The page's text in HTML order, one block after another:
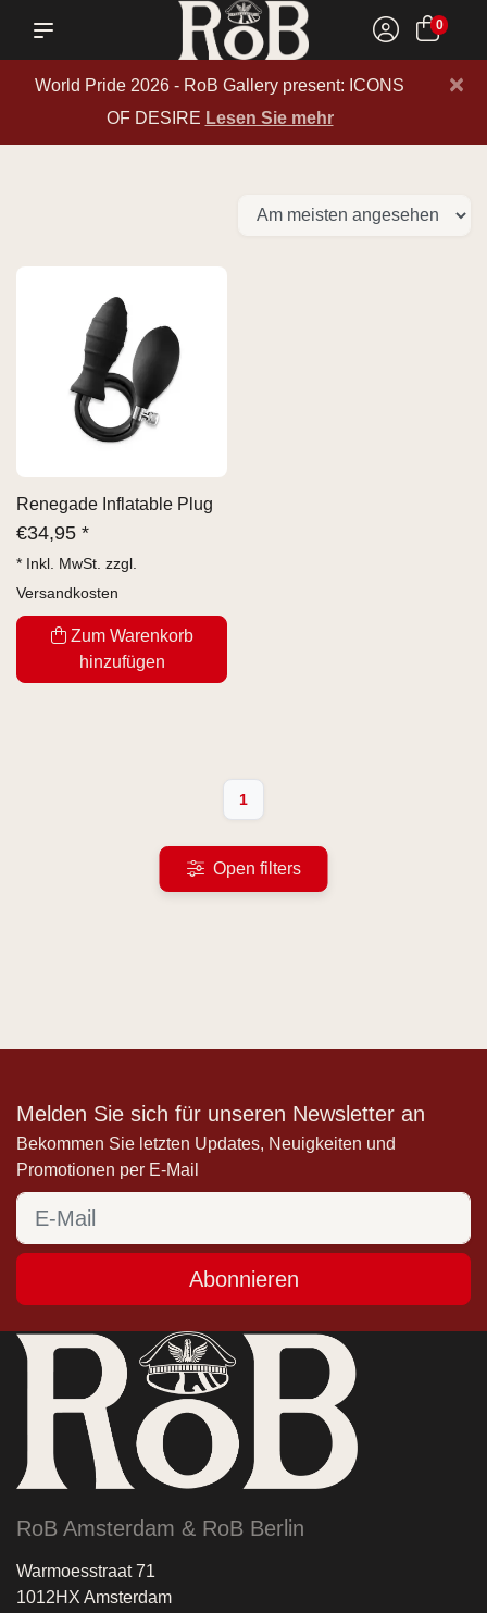
0
World Pride 2026 - RoB Gallery present: ICONS
OF DESIRE Lesen Sie mehr
×
Renegade Inflatable Plug
€34,95 *
* Inkl. MwSt. zzgl.
Versandkosten
Zum Warenkorb
hinzufügen
1
Open filters
Melden Sie sich für unseren Newsletter an
Bekommen Sie letzten Updates, Neuigkeiten und
Promotionen per E-Mail
Abonnieren
RoB Amsterdam & RoB Berlin
Warmoesstraat 71
1012HX Amsterdam